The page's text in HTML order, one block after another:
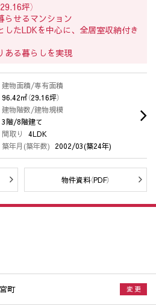
坪）
らせるマンション
したLDKを中心に、全居室収納付き
ある暮らしを実現
建物面積/専有面積
96.42㎡（29.16坪）
建物階数/建物規模
3階/8階建て
間取り
4LDK
築年月(築年数) 2002/03(築24年)
物件資料（PDF）
町 変 更